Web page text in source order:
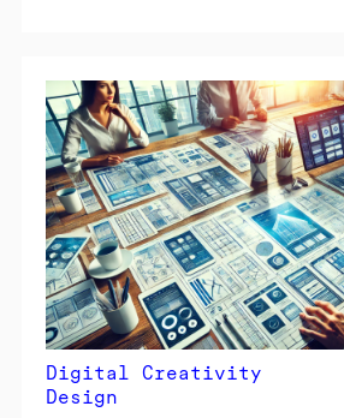
Digital Creativity
Design